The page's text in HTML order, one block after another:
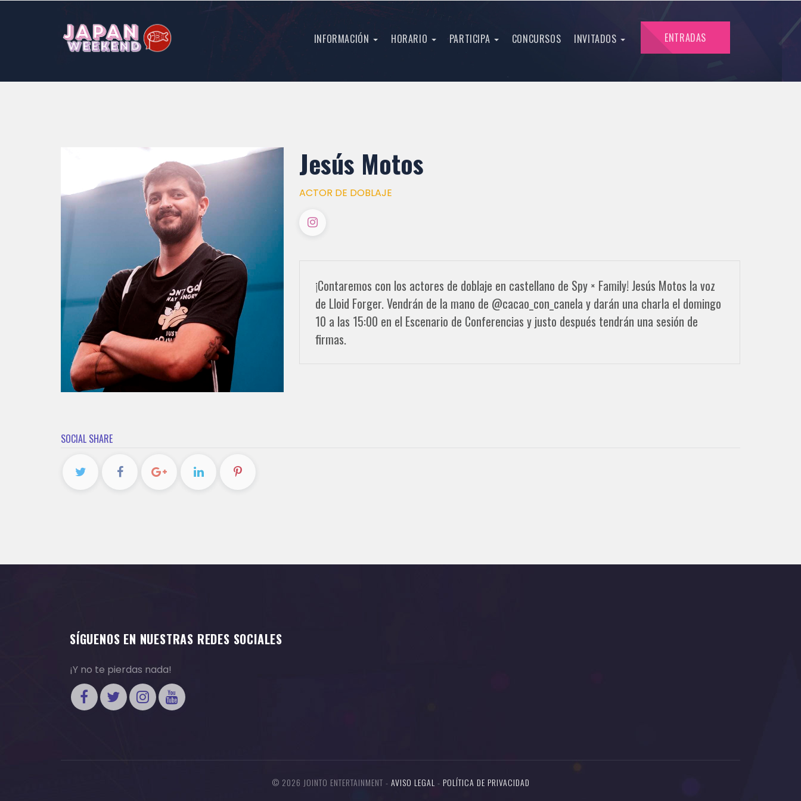
INFORMACIÓN HORARIO PARTICIPA CONCURSOS INVITADOS ENTRADAS
Jesús Motos
ACTOR DE DOBLAJE
¡Contaremos con los actores de doblaje en castellano de Spy × Family! Jesús Motos la voz
de Lloid Forger. Vendrán de la mano de @cacao_con_canela y darán una charla el domingo
10 a las 15:00 en el Escenario de Conferencias y justo después tendrán una sesión de
firmas.
SOCIAL SHARE
SÍGUENOS EN NUESTRAS REDES SOCIALES
¡Y no te pierdas nada!
© 2026 JOINTO ENTERTAINMENT - AVISO LEGAL- POLÍTICA DE PRIVACIDAD